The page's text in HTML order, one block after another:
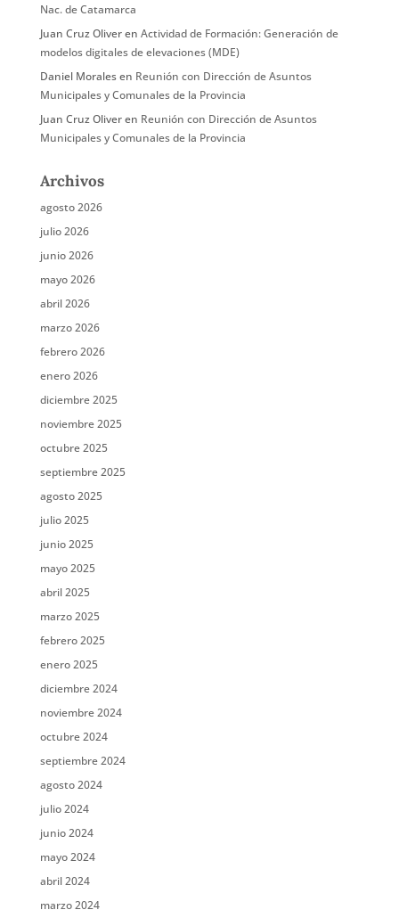
Nac. de Catamarca
Juan Cruz Oliveren Actividad de Formación: Generación de
modelos digitales de elevaciones (MDE)
Daniel Moralesen Reunión con Dirección de Asuntos
Municipales y Comunales de la Provincia
Juan Cruz Oliveren Reunión con Dirección de Asuntos
Municipales y Comunales de la Provincia
Archivos
agosto 2026
julio 2026
junio 2026
mayo 2026
abril 2026
marzo 2026
febrero 2026
enero 2026
diciembre 2025
noviembre 2025
octubre 2025
septiembre 2025
agosto 2025
julio 2025
junio 2025
mayo 2025
abril 2025
marzo 2025
febrero 2025
enero 2025
diciembre 2024
noviembre 2024
octubre 2024
septiembre 2024
agosto 2024
julio 2024
junio 2024
mayo 2024
abril 2024
marzo 2024